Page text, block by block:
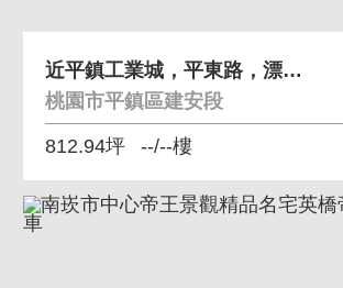
近平鎮工業城，平東路，漂亮農地(A)
桃園市平鎮區建安段
812.94坪 --/--樓